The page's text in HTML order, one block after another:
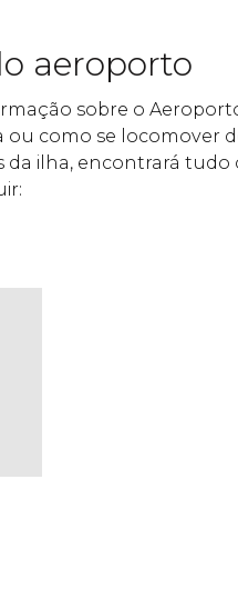
aeroporto
sobre o
ou como se locomover
da ilha, encontrará tudo